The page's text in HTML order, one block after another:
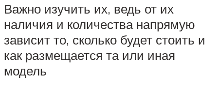
Важно изучить их, ведь от их
наличия и количества напрямую
зависит то, сколько будет стоить и
как размещается та или иная
модель